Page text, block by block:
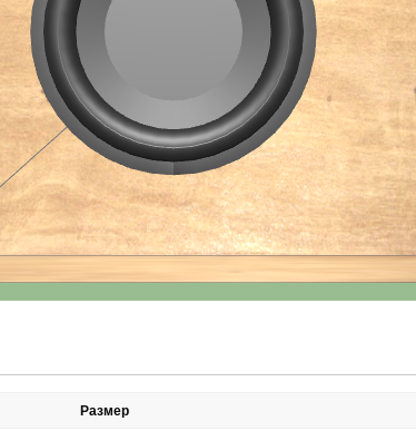
Размер